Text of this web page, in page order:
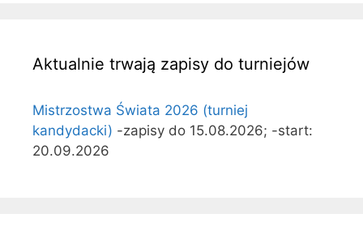
Aktualnie trwają zapisy do turniejów
Mistrzostwa Świata 2026 (turniej
kandydacki) -zapisy do 15.08.2026; -start:
20.09.2026